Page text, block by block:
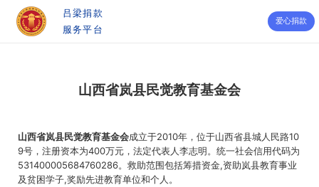
吕梁捐款
服务平台
爱心捐款
山西省岚县民觉教育基金会
山西省岚县民觉教育基金会‌成立于2010年，位于山西省县城人民路10
9号，注册资本为400万元‌，法定代表人李志明。统一社会信用代码为
531400005684760286。救助范围包括筹措资金,资助岚县教育事业
及贫困学子,奖励先进教育单位和个人。